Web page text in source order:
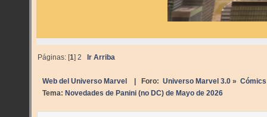
Páginas: [1]2 Ir Arriba
Web del Universo Marvel | Foro: Universo Marvel 3.0» Cómics
Tema: Novedades de Panini (no DC) de Mayo de 2026